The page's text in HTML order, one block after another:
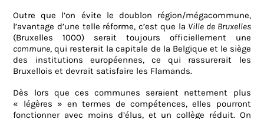
Outre que l’on évite le doublon région/mégacommune,
l’avantage d’une telle réforme, c’est que la Ville de Bruxelles
(Bruxelles 1000) serait toujours officiellement une
commune, qui resterait la capitale de la Belgique et le siège
des institutions européennes, ce qui rassurerait les
Bruxellois et devrait satisfaire les Flamands.
Dès lors que ces communes seraient nettement plus
« légères » en termes de compétences, elles pourront
fonctionner avec moins d’élus, et un collège réduit. On